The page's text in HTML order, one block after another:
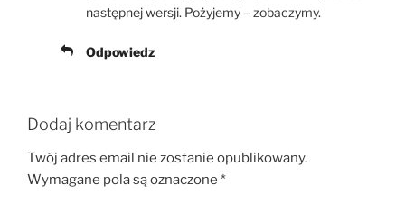
następnej wersji. Pożyjemy – zobaczymy.
Odpowiedz
Dodaj komentarz
Twój adres email nie zostanie opublikowany.
Wymagane pola są oznaczone *